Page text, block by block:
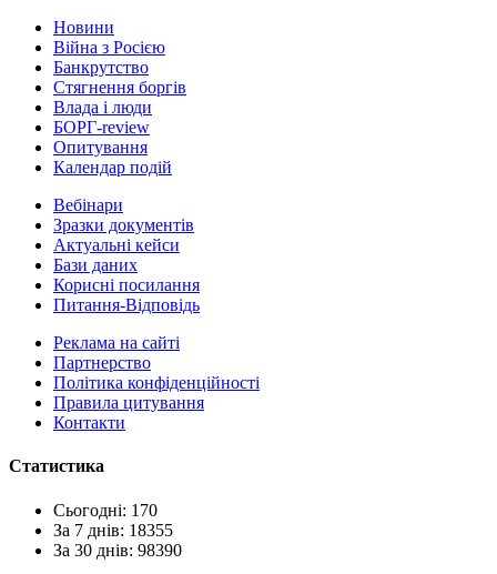
Новини
Війна з Росією
Банкрутство
Стягнення боргiв
Влада i люди
БОРГ-review
Опитування
Календар подій
Вебінари
Зразки документів
Актуальні кейси
Бази даних
Корисні посилання
Питання-Відповідь
Реклама на сайтi
Партнерство
Політика конфіденційності
Правила цитування
Контакти
Статистика
Сьогодні: 170
За 7 днів: 18355
За 30 днів: 98390